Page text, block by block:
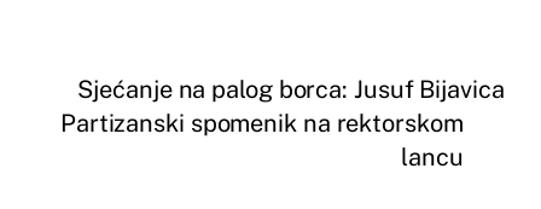
Sjećanje na palog borca: Jusuf Bijavica
Partizanski spomenik na rektorskom
lancu